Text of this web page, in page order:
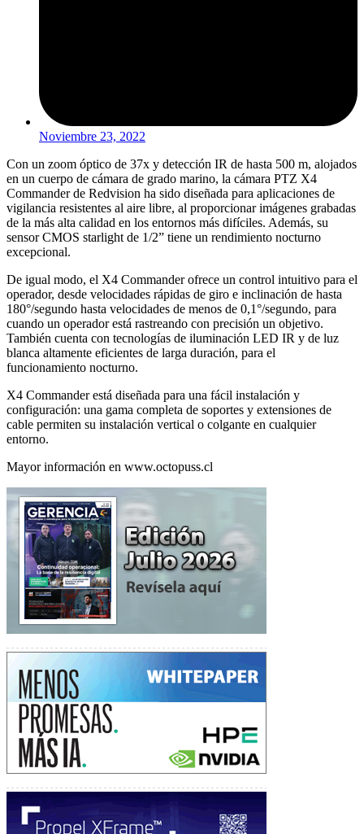
Noviembre 23, 2022
Con un zoom óptico de 37x y detección IR de hasta 500 m, alojados
en un cuerpo de cámara de grado marino, la cámara PTZ X4
Commander de Redvision ha sido diseñada para aplicaciones de
vigilancia resistentes al aire libre, al proporcionar imágenes grabadas
de la más alta calidad en los entornos más difíciles. Además, su
sensor CMOS starlight de 1/2” tiene un rendimiento nocturno
excepcional.
De igual modo, el X4 Commander ofrece un control intuitivo para el
operador, desde velocidades rápidas de giro e inclinación de hasta
180°/segundo hasta velocidades de menos de 0,1°/segundo, para
cuando un operador está rastreando con precisión un objetivo.
También cuenta con tecnologías de iluminación LED IR y de luz
blanca altamente eficientes de larga duración, para el
funcionamiento nocturno.
X4 Commander está diseñada para una fácil instalación y
configuración: una gama completa de soportes y extensiones de
cable permiten su instalación vertical o colgante en cualquier
entorno.
Mayor información en www.octopuss.cl